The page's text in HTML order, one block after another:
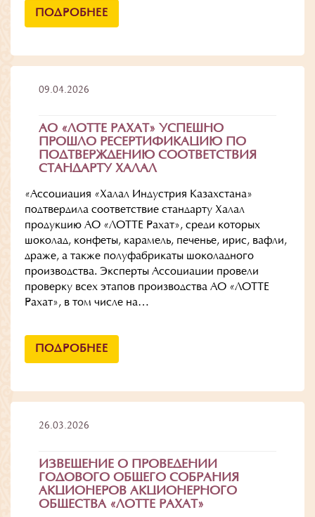
ПОДРОБНЕЕ
09.04.2026
АО «ЛОТТЕ РАХАТ» УСПЕШНО
ПРОШЛО РЕСЕРТИФИКАЦИЮ ПО
ПОДТВЕРЖДЕНИЮ СООТВЕТСТВИЯ
СТАНДАРТУ ХАЛАЛ
«Ассоциация «Халал Индустрия Казахстана»
подтвердила соответствие стандарту Халал
продукцию АО «ЛОТТЕ Рахат», среди которых
шоколад, конфеты, карамель, печенье, ирис, вафли,
драже, а также полуфабрикаты шоколадного
производства. Эксперты Ассоциации провели
проверку всех этапов производства АО «ЛОТТЕ
Рахат», в том числе на…
ПОДРОБНЕЕ
26.03.2026
ИЗВЕЩЕНИЕ О ПРОВЕДЕНИИ
ГОДОВОГО ОБЩЕГО СОБРАНИЯ
АКЦИОНЕРОВ АКЦИОНЕРНОГО
ОБЩЕСТВА «ЛОТТЕ РАХАТ»